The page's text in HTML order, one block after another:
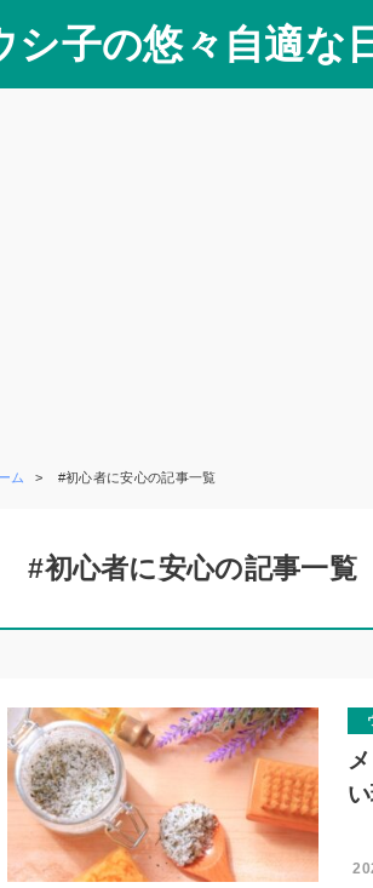
シ子の悠々自適な
ム #初心者に安心の記事一覧
#初心者に安心の記事一覧